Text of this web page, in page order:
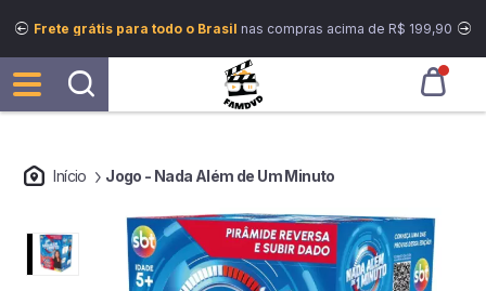
Frete grátis para todo o Brasil nas compras acima de R$ 199,90
Início Jogo - Nada Além de Um Minuto